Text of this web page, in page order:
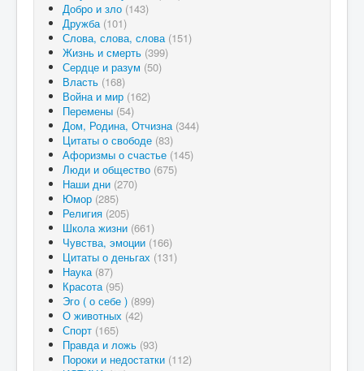
Добро и зло (143)
Дружба (101)
Слова, слова, слова (151)
Жизнь и смерть (399)
Сердце и разум (50)
Власть (168)
Война и мир (162)
Перемены (54)
Дом, Родина, Отчизна (344)
Цитаты о свободе (83)
Афоризмы о счастье (145)
Люди и общество (675)
Наши дни (270)
Юмор (285)
Религия (205)
Школа жизни (661)
Чувства, эмоции (166)
Цитаты о деньгах (131)
Наука (87)
Красота (95)
Эго ( о себе ) (899)
О животных (42)
Спорт (165)
Правда и ложь (93)
Пороки и недостатки (112)